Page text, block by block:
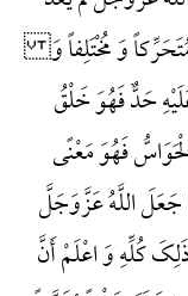
وَ مُخْتَلِفاً وَ
حَدٌّ فَهُوَ خَلْقُ
فَهُوَ مَعْنًی
اللَّهُ عَزَّوَجَلَّ
کُلِّهِ وَ اعْلَمْ أَنَّ